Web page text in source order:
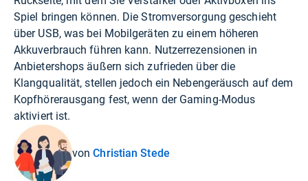
Spiel bringen können. Die Stromversorgung geschieht
über USB, was bei Mobilgeräten zu einem höheren
Akkuverbrauch führen kann. Nutzerrezensionen in
Anbietershops äußern sich zufrieden über die
Klangqualität, stellen jedoch ein Nebengeräusch auf dem
Kopfhörerausgang fest, wenn der Gaming-Modus
aktiviert ist.
vonChristian Stede